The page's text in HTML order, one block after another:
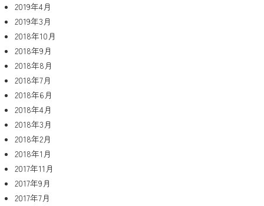
2019年4月
2019年3月
2018年10月
2018年9月
2018年8月
2018年7月
2018年6月
2018年4月
2018年3月
2018年2月
2018年1月
2017年11月
2017年9月
2017年7月